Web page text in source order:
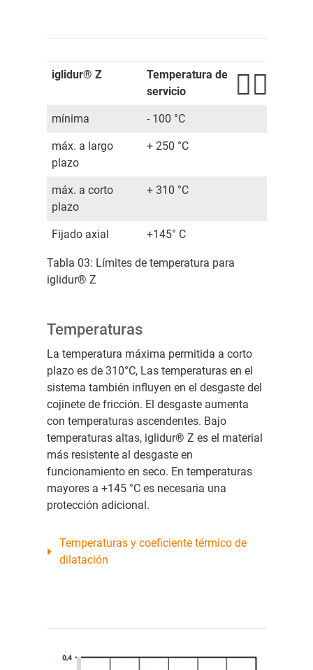
iglidur® Z
Temperatura de
servicio
mínima - 100 °C
máx. a largo
plazo
+ 250 °C
máx. a corto
plazo
+ 310 °C
Fijado axial +145° C
Tabla 03: Límites de temperatura para
iglidur® Z
Temperaturas
La temperatura máxima permitida a corto
plazo es de 310°C, Las temperaturas en el
sistema también influyen en el desgaste del
cojinete de fricción. El desgaste aumenta
con temperaturas ascendentes. Bajo
temperaturas altas, iglidur® Z es el material
más resistente al desgaste en
funcionamiento en seco. En temperaturas
mayores a +145 °C es necesaria una
protección adicional.
Temperaturas y coeficiente térmico de
dilatación